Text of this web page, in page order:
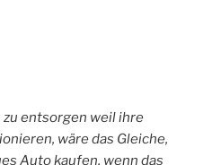
entsorgen weil ihre
wäre das Gleiche,
Auto kaufen, wenn das